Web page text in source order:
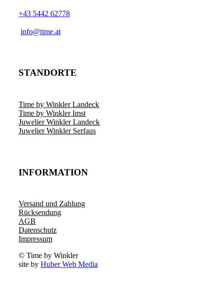
+43 5442 62778
­info@time.at
STANDORTE
Time by Winkler Landeck
Time by Winkler Imst
Juwelier Winkler Landeck
Juwelier Winkler Serfaus
INFORMATION
Versand und Zahlung
Rücksendung
AGB
Datenschutz
Impressum
© Time by Winkler
site by Huber Web Media